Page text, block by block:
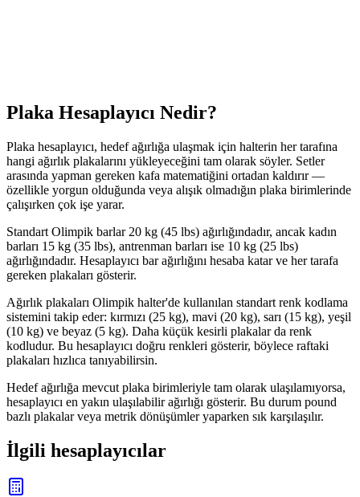
Plaka Hesaplayıcı Nedir?
Plaka hesaplayıcı, hedef ağırlığa ulaşmak için halterin her tarafına
hangi ağırlık plakalarını yükleyeceğini tam olarak söyler. Setler
arasında yapman gereken kafa matematiğini ortadan kaldırır —
özellikle yorgun olduğunda veya alışık olmadığın plaka birimlerinde
çalışırken çok işe yarar.
Standart Olimpik barlar 20 kg (45 lbs) ağırlığındadır, ancak kadın
barları 15 kg (35 lbs), antrenman barları ise 10 kg (25 lbs)
ağırlığındadır. Hesaplayıcı bar ağırlığını hesaba katar ve her tarafa
gereken plakaları gösterir.
Ağırlık plakaları Olimpik halter'de kullanılan standart renk kodlama
sistemini takip eder: kırmızı (25 kg), mavi (20 kg), sarı (15 kg), yeşil
(10 kg) ve beyaz (5 kg). Daha küçük kesirli plakalar da renk
kodludur. Bu hesaplayıcı doğru renkleri gösterir, böylece raftaki
plakaları hızlıca tanıyabilirsin.
Hedef ağırlığa mevcut plaka birimleriyle tam olarak ulaşılamıyorsa,
hesaplayıcı en yakın ulaşılabilir ağırlığı gösterir. Bu durum pound
bazlı plakalar veya metrik dönüşümler yaparken sık karşılaşılır.
İlgili hesaplayıcılar